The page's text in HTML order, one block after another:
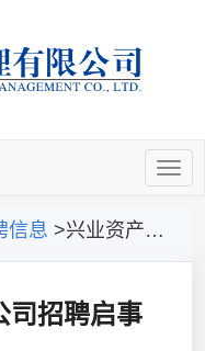
信息 >兴业资产管理有限公司招聘启事
司招聘启事